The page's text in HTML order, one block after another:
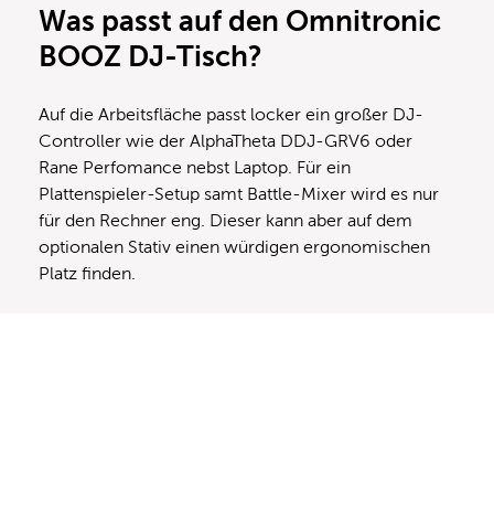
Was passt auf den Omnitronic
BOOZ DJ-Tisch?
Auf die Arbeitsfläche passt locker ein großer DJ-
Controller wie der AlphaTheta DDJ-GRV6 oder
Rane Perfomance nebst Laptop. Für ein
Plattenspieler-Setup samt Battle-Mixer wird es nur
für den Rechner eng. Dieser kann aber auf dem
optionalen Stativ einen würdigen ergonomischen
Platz finden.